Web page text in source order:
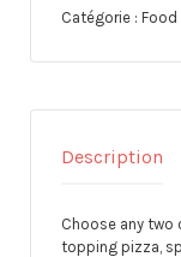
Catégorie : Food
Description
Choose any two
topping pizza,